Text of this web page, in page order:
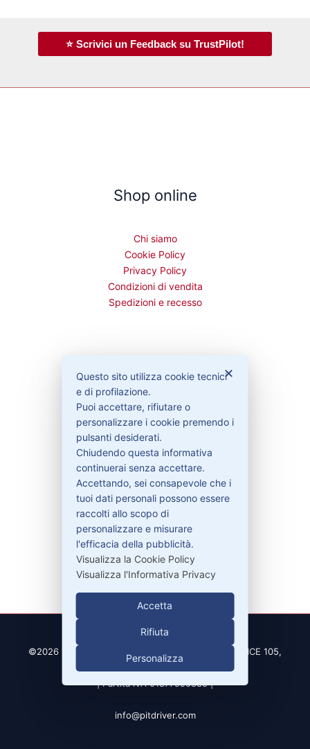
⭐ Scrivici un Feedback su TrustPilot!
Shop online
Chi siamo
Cookie Policy
Privacy Policy
Condizioni di vendita
Spedizioni e recesso
Bisogno di aiuto?
Contattaci
Garanzie
Contatti
329-30.78.513
info@pitdriver.com
©2026 PitDriver | CROCO DEAL S.R.L. VIA DEL SALICE 105,
| Partita IVA 01877990885 |
info@pitdriver.com
✕
Questo sito utilizza cookie tecnici
e di profilazione.
Puoi accettare, rifiutare o
personalizzare i cookie premendo i
pulsanti desiderati.
Chiudendo questa informativa
continuerai senza accettare.
Accettando, sei consapevole che i
tuoi dati personali possono essere
raccolti allo scopo di
personalizzare e misurare
l'efficacia della pubblicità.
Visualizza la Cookie Policy
Visualizza l'Informativa Privacy
Accetta
Rifiuta
Personalizza